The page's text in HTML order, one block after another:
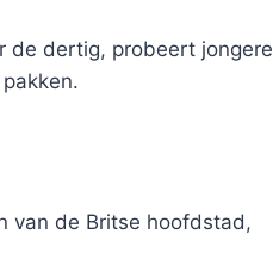
de dertig, probeert jongere
van de Britse hoofdstad,